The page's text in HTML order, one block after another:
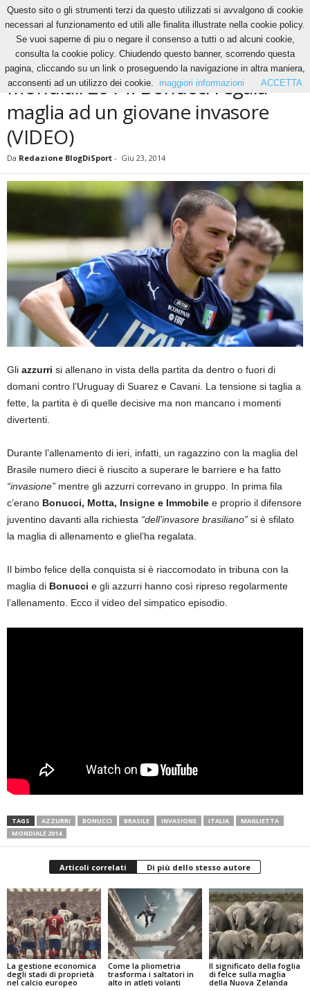
News Mondiali 2014: Bonucci regala maglia ad un giovane invasore (VIDEO)
NEWS
Mondiali 2014: Bonucci regala
maglia ad un giovane invasore
(VIDEO)
Da Redazione BlogDiSport - Giu 23, 2014
Gli azzurri si allenano in vista della partita da dentro o fuori di
domani contro l’Uruguay di Suarez e Cavani. La tensione si taglia a
fette, la partita è di quelle decisive ma non mancano i momenti
divertenti.
Durante l’allenamento di ieri, infatti, un ragazzino con la maglia del
Brasile numero dieci è riuscito a superare le barriere e ha fatto
“invasione” mentre gli azzurri correvano in gruppo. In prima fila
c’erano Bonucci, Motta, Insigne e Immobile e proprio il difensore
juventino davanti alla richiesta “dell’invasore brasiliano” si è sfilato
la maglia di allenamento e gliel’ha regalata.
Il bimbo felice della conquista si è riaccomodato in tribuna con la
maglia di Bonucci e gli azzurri hanno così ripreso regolarmente
l’allenamento. Ecco il video del simpatico episodio.
TAGS AZZURRI BONUCCI BRASILE INVASIONE ITALIA
MAGLIETTA
MONDIALE 2014
Articoli correlati Di più dello stesso autore
La gestione economica
degli stadi di proprietà
nel calcio europeo
Come la pliometria
trasforma i saltatori in
alto in atleti volanti
Il significato della foglia
di felce sulla maglia
della Nuova Zelanda
Questo sito o gli strumenti terzi da questo utilizzati si avvalgono di cookie
necessari al funzionamento ed utili alle finalita illustrate nella cookie policy.
Se vuoi saperne di piu o negare il consenso a tutti o ad alcuni cookie,
consulta la cookie policy. Chiudendo questo banner, scorrendo questa
pagina, cliccando su un link o proseguendo la navigazione in altra maniera,
acconsenti ad un utilizzo dei cookie.
maggiori informazioni ACCETTA